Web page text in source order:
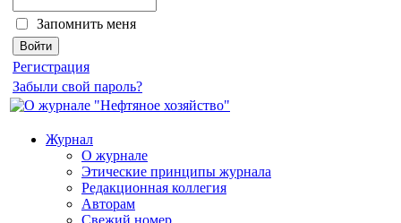
Запомнить меня
Регистрация
Забыли свой пароль?
Журнал
О журнале
Этические принципы журнала
Редакционная коллегия
Авторам
Свежий номер